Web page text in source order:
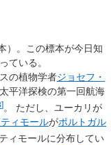
）。この標本が今日知
ている。
の植物学者ジョセフ・
平洋探検の第一回航海
]。 ただし、ユーカリが
ィモールがポルトガル
ィモールに分布してい